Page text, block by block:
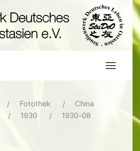
Fotothek
China
1930
1930-08